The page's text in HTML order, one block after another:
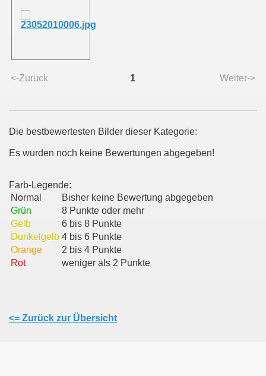
<-Zurück 1 Weiter->
Die bestbewertesten Bilder dieser Kategorie:
Es wurden noch keine Bewertungen abgegeben!
Farb-Legende:
Normal
Bisher keine Bewertung abgegeben
Grün
8 Punkte oder mehr
Gelb
6 bis 8 Punkte
Dunkelgelb 4 bis 6 Punkte
Orange
2 bis 4 Punkte
Rot
weniger als 2 Punkte
<= Zurück zur Übersicht